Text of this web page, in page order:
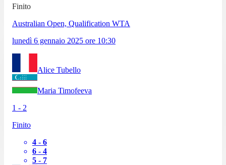
Finito
Australian Open, Qualification WTA
lunedì 6 gennaio 2025 ore 10:30
Alice Tubello
Maria Timofeeva
1 - 2
Finito
4 - 6
6 - 4
5 - 7